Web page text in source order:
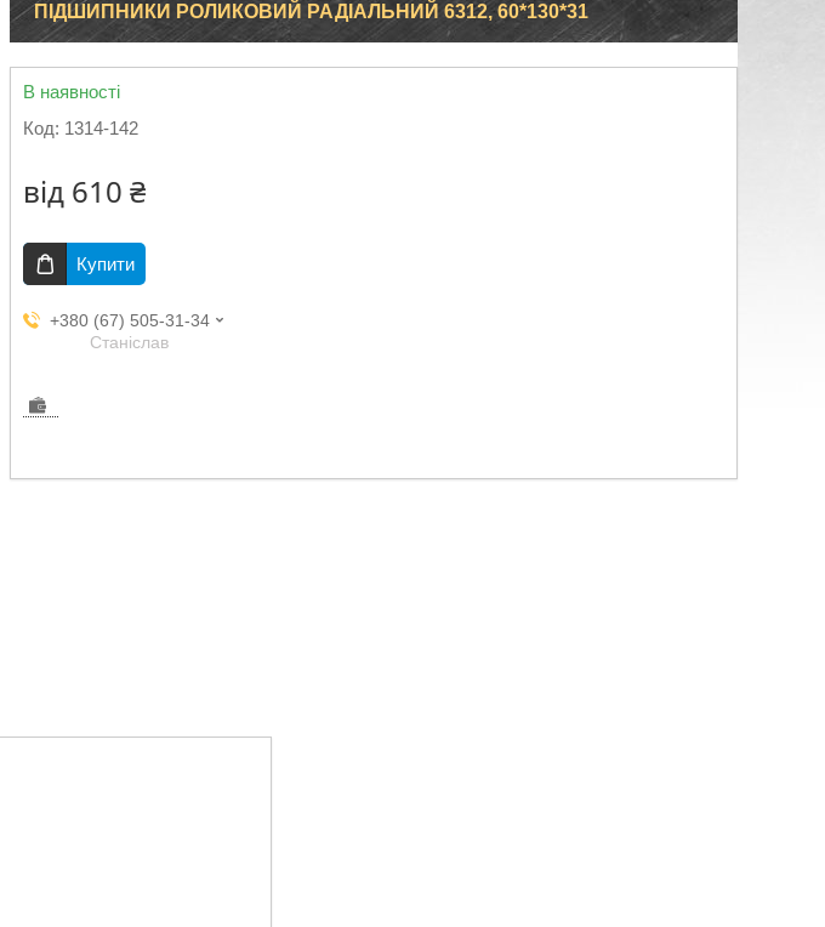
ПІДШИПНИКИ РОЛИКОВИЙ РАДІАЛЬНИЙ 6312, 60*130*31
В наявності
Код: 1314-142
від 610 ₴
Купити
+380 (67) 505-31-34
Станіслав